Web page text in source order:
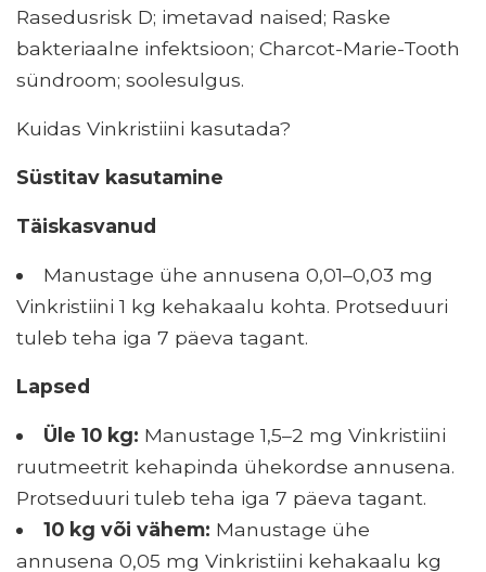
Rasedusrisk D; imetavad naised; Raske
bakteriaalne infektsioon; Charcot-Marie-Tooth
sündroom; soolesulgus.
Kuidas Vinkristiini kasutada?
Süstitav kasutamine
Täiskasvanud
Manustage ühe annusena 0,01–0,03 mg
Vinkristiini 1 kg kehakaalu kohta. Protseduuri
tuleb teha iga 7 päeva tagant.
Lapsed
Üle 10 kg: Manustage 1,5–2 mg Vinkristiini
ruutmeetrit kehapinda ühekordse annusena.
Protseduuri tuleb teha iga 7 päeva tagant.
10 kg või vähem: Manustage ühe
annusena 0,05 mg Vinkristiini kehakaalu kg